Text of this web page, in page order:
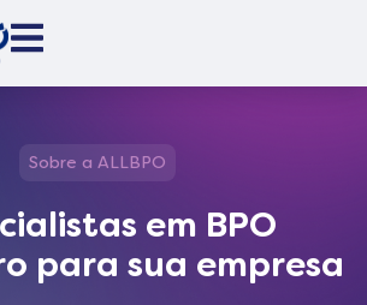
Sobre a ALLBPO
em BPO
para sua empresa